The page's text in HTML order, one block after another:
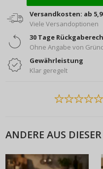
Versandkosten: ab
Viele Versandoptionen
30 Tage
Ohne Angabe von
Gewährleistung
Klar geregelt
ANDERE AUS DIESER